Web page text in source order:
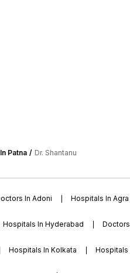
Patna Dr. Shantanu
In Adoni Hospitals In Agra
Hospitals In Hyderabad
Hospitals In Kolkata Hospitals